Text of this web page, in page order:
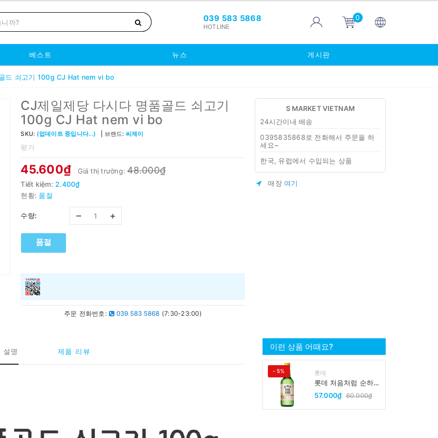
039 583 5868
HOTLINE
0
베스트 뉴스 게시판
드 쇠고기 100g CJ Hat nem vi bo
CJ제일제당 다시다 명품골드 쇠고기
100g CJ Hat nem vi bo
SKU: (업데이트 중입니다...) 브랜드: 씨제이
평가
45.600₫ Giá thị trường:48.000₫
Tiết kiệm: 2.400₫
현황: 품절
수량: – +
품절
주문 전화번호: 039 583 5868 (7:30-23:00)
S MARKET VIETNAM
24시간이내 배송
0395835868로 전화해서 주문을 하
세요~
한국, 유럽에서 수입되는 상품
매장 여기
설명 제품 리뷰 이런 상품 어때요?
- 5% 롯데
롯데 처음처럼 순하리
유자 소주 12% 360ml
LOTTE Chumchurum
vi thanh yen/cam
57.000₫ 60.000₫